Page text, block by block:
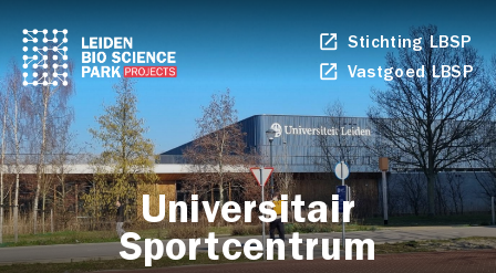
Stichting LBSP
in
Vastgoed LBSP
in
Universitair
Sportcentrum